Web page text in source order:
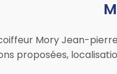
Mory Jean-
proposées,